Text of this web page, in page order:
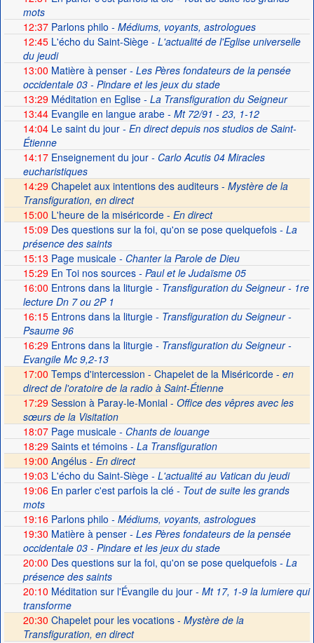
mots
12:37Parlons philo - Médiums, voyants, astrologues
12:45L'écho du Saint-Siège- L'actualité de l'Eglise universelle
du jeudi
13:00 Matière à penser- Les Pères fondateurs de la pensée
occidentale 03 - Pindare et les jeux du stade
13:29Méditation en Eglise- La Transfiguration du Seigneur
13:44Evangile en langue arabe- Mt 72/91 - 23, 1-12
14:04Le saint du jour- En direct depuis nos studios de Saint-
Étienne
14:17Enseignement du jour- Carlo Acutis 04 Miracles
eucharistiques
14:29 Chapelet aux intentions des auditeurs - Mystère de la
Transfiguration, en direct
15:00 L'heure de la miséricorde - En direct
15:09Des questions sur la foi, qu'on se pose quelquefois- La
présence des saints
15:13 Page musicale- Chanter la Parole de Dieu
15:29En Toi nos sources- Paul et le Judaïsme 05
16:00 Entrons dans la liturgie- Transfiguration du Seigneur - 1re
lecture Dn 7 ou 2P 1
16:15Entrons dans la liturgie- Transfiguration du Seigneur -
Psaume 96
16:29Entrons dans la liturgie- Transfiguration du Seigneur -
Evangile Mc 9,2-13
17:00 Temps d'intercession - Chapelet de la Miséricorde - en
direct de l'oratoire de la radio à Saint-Étienne
17:29 Session à Paray-le-Monial - Office des vêpres avec les
sœurs de la Visitation
18:07Page musicale- Chants de louange
18:29Saints et témoins- La Transfiguration
19:00 Angélus - En direct
19:03 L'écho du Saint-Siège- L'actualité au Vatican du jeudi
19:06En parler c'est parfois la clé- Tout de suite les grands
mots
19:16Parlons philo - Médiums, voyants, astrologues
19:30 Matière à penser- Les Pères fondateurs de la pensée
occidentale 03 - Pindare et les jeux du stade
20:00 Des questions sur la foi, qu'on se pose quelquefois- La
présence des saints
20:10 Méditation sur l'Évangile du jour- Mt 17, 1-9 la lumiere qui
transforme
20:30 Chapelet pour les vocations - Mystère de la
Transfiguration, en direct